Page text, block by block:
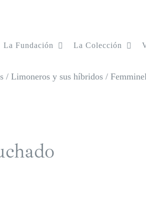
La Fundación La Colección
/ Limoneros y sus híbridos /